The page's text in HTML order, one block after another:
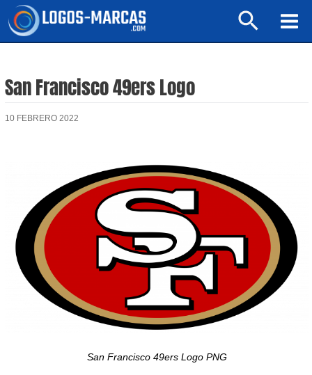
Buscar
San Francisco 49ers Logo
10 FEBRERO 2022
San Francisco 49ers Logo PNG